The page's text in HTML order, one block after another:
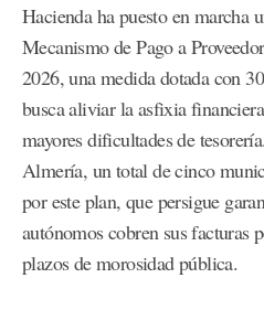
Hacienda ha puesto en marcha
Mecanismo de Pago a
2026, una medida dotada con
busca aliviar la asfixia
mayores dificultades de
Almería, un total de cinco
por este plan, que persigue
autónomos cobren sus facturas
plazos de morosidad pública.